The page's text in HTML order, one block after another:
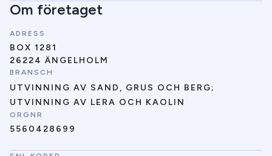
Om företaget
ADRESS
BOX 1281
26224 ÄNGELHOLM
BRANSCH
UTVINNING AV SAND, GRUS OCH BERG;
UTVINNING AV LERA OCH KAOLIN
ORGNR
5560428699